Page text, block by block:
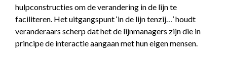
hulpconstructies om de verandering in de lijn te
faciliteren. Het uitgangspunt ‘in de lijn tenzij…’ houdt
veranderaars scherp dat het de lijnmanagers zijn die in
principe de interactie aangaan met hun eigen mensen.